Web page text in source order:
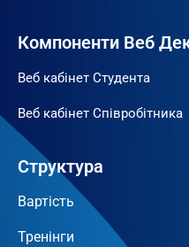
Компоненти Веб
Веб кабінет Студента
Веб кабінет Співробітника
Структура
Вартість
Тренінги